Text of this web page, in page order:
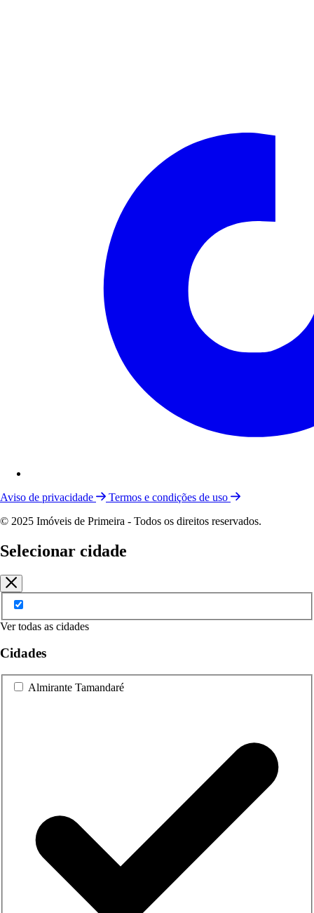
Aviso de privacidade
Termos e condições de uso
© 2025 Imóveis de Primeira - Todos os direitos reservados.
Selecionar cidade
Ver todas as cidades
Cidades
Almirante Tamandaré